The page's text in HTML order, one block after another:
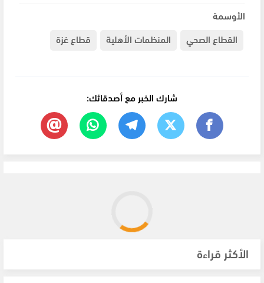
الأوسمة
القطاع الصحي
المنظمات الأهلية قطاع غزة
شارك الخبر مع أصدقائك:
الأكثر قراءة